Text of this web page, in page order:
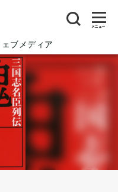
ブメディア
メニュー